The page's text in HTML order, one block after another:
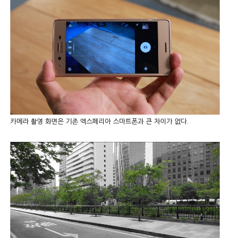
카메라 촬영 화면은 기존 엑스페리아 스마트폰과 큰 차이가 없다.